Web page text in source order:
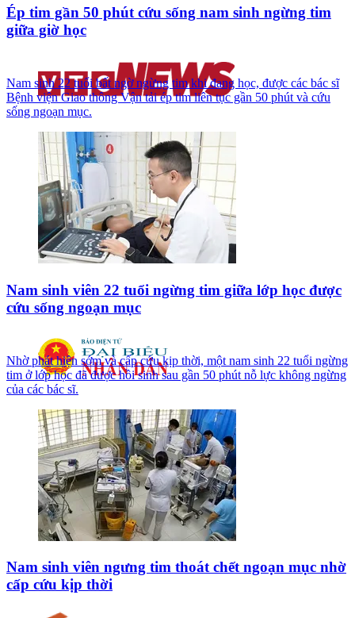
Ép tim gần 50 phút cứu sống nam sinh ngừng tim
giữa giờ học
Nam sinh 22 tuổi bất ngờ ngừng tim khi đang học, được các bác sĩ
Bệnh viện Giao thông Vận tải ép tim liên tục gần 50 phút và cứu
sống ngoạn mục.
Nam sinh viên 22 tuổi ngừng tim giữa lớp học được
cứu sống ngoạn mục
Nhờ phát hiện sớm và cấp cứu kịp thời, một nam sinh 22 tuổi ngừng
tim ở lớp học đã được hồi sinh sau gần 50 phút nỗ lực không ngừng
của các bác sĩ.
Nam sinh viên ngưng tim thoát chết ngoạn mục nhờ
cấp cứu kịp thời